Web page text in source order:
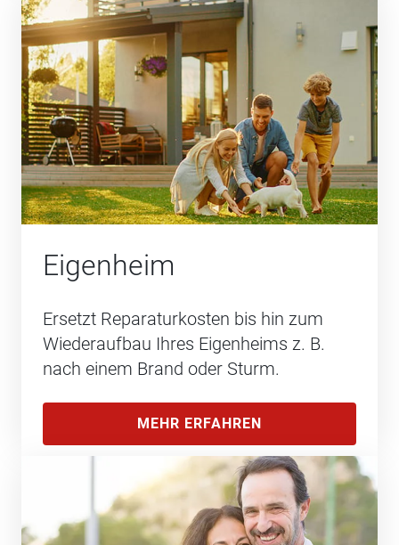
Eigenheim
Ersetzt Reparaturkosten bis hin zum
Wiederaufbau Ihres Eigenheims z. B.
nach einem Brand oder Sturm.
MEHR ERFAHREN